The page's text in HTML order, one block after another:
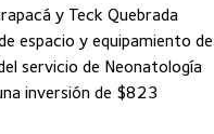
y Teck Quebrada
espacio y equipamiento de
servicio de Neonatología
inversión de $823